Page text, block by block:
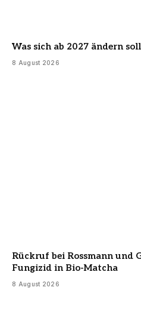
Was sich ab 2027 ändern soll
8 August 2026
Rückruf bei Rossmann und
Fungizid in Bio-Matcha
8 August 2026